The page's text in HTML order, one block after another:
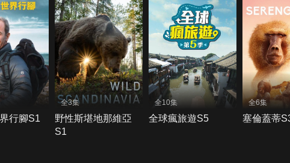
行腳S1
全3集
野性斯堪地那維亞
S1
全10集
全球瘋旅遊S5
全6集
塞倫蓋蒂